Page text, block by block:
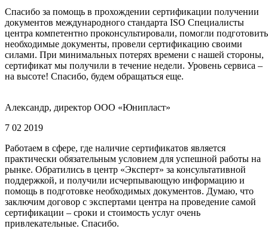
Спасибо за помощь в прохождении сертификации получении
документов международного стандарта ISO Специалисты
центра компетентно проконсультировали, помогли подготовить
необходимые документы, провели сертификацию своими
силами. При минимальных потерях времени с нашей стороны,
сертификат мы получили в течение недели. Уровень сервиса –
на высоте! Спасибо, будем обращаться еще.
Александр, директор ООО «Юнипласт»
7 02 2019
Работаем в сфере, где наличие сертификатов является
практически обязательным условием для успешной работы на
рынке. Обратились в центр «Эксперт» за консультативной
поддержкой, и получили исчерпывающую информацию и
помощь в подготовке необходимых документов. Думаю, что
заключим договор с экспертами центра на проведение самой
сертификации – сроки и стоимость услуг очень
привлекательные. Спасибо.